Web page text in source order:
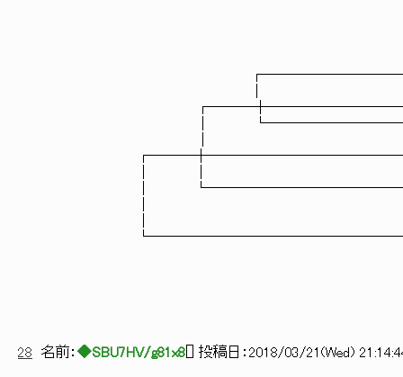
│
│
28 名前： ◆SBU7HV/g81x8 ] 投稿日： 2018/03/21(Wed)